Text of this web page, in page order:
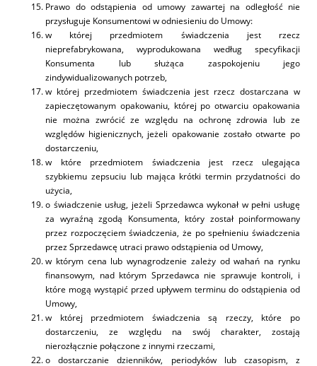
Prawo do odstąpienia od umowy zawartej na odległość nie
przysługuje Konsumentowi w odniesieniu do Umowy:
w której przedmiotem świadczenia jest rzecz
nieprefabrykowana, wyprodukowana według specyfikacji
Konsumenta lub służąca zaspokojeniu jego
zindywidualizowanych potrzeb,
w której przedmiotem świadczenia jest rzecz dostarczana w
zapieczętowanym opakowaniu, której po otwarciu opakowania
nie można zwrócić ze względu na ochronę zdrowia lub ze
względów higienicznych, jeżeli opakowanie zostało otwarte po
dostarczeniu,
w które przedmiotem świadczenia jest rzecz ulegająca
szybkiemu zepsuciu lub mająca krótki termin przydatności do
użycia,
o świadczenie usług, jeżeli Sprzedawca wykonał w pełni usługę
za wyraźną zgodą Konsumenta, który został poinformowany
przez rozpoczęciem świadczenia, że po spełnieniu świadczenia
przez Sprzedawcę utraci prawo odstąpienia od Umowy,
w którym cena lub wynagrodzenie zależy od wahań na rynku
finansowym, nad którym Sprzedawca nie sprawuje kontroli, i
które mogą wystąpić przed upływem terminu do odstąpienia od
Umowy,
w której przedmiotem świadczenia są rzeczy, które po
dostarczeniu, ze względu na swój charakter, zostają
nierozłącznie połączone z innymi rzeczami,
o dostarczanie dzienników, periodyków lub czasopism, z